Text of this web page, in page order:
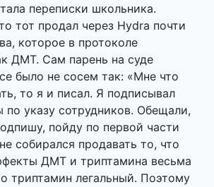
переписки школьника.
тот продал через Hydra почти
которое в протоколе
ДМТ. Сам парень на суде
было не сосем так: «Мне что
то я и писал. Я подписывал
по указу сотрудников. Обещали,
пойду по первой части
собирался продавать то, что
ДМТ и триптамина весьма
триптамин легальный. Поэтому